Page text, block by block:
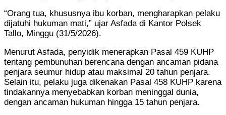
“Orang tua, khususnya ibu korban, mengharapkan pelaku
dijatuhi hukuman mati,” ujar Asfada di Kantor Polsek
Tallo, Minggu (31/5/2026).
Menurut Asfada, penyidik menerapkan Pasal 459 KUHP
tentang pembunuhan berencana dengan ancaman pidana
penjara seumur hidup atau maksimal 20 tahun penjara.
Selain itu, pelaku juga dikenakan Pasal 458 KUHP karena
tindakannya menyebabkan korban meninggal dunia,
dengan ancaman hukuman hingga 15 tahun penjara.